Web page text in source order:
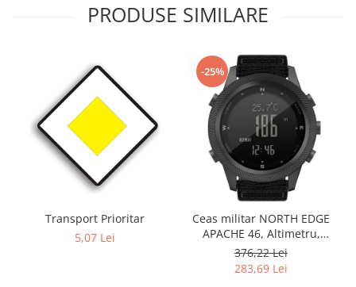
PRODUSE SIMILARE
Transport Prioritar
5,07 Lei
-25%
Ceas militar NORTH EDGE
APACHE 46, Altimetru,
Barometru, Cronometru,
Termometru, Pedometru,
Busola
376,22 Lei
283,69 Lei